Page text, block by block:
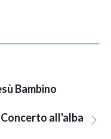
Bambino
Concerto all'alba